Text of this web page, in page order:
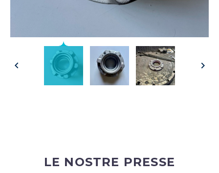
LE NOSTRE PRESSE